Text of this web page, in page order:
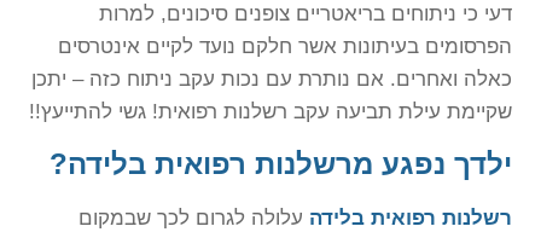
דעי כי ניתוחים בריאטריים צופנים סיכונים, למרות
הפרסומים בעיתונות אשר חלקם נועד לקיים אינטרסים
כאלה ואחרים. אם נותרת עם נכות עקב ניתוח כזה – יתכן
שקיימת עילת תביעה עקב רשלנות רפואית! גשי להתייעץ!!
ילדך נפגע מרשלנות רפואית בלידה?
רשלנות רפואית בלידה עלולה לגרום לכך שבמקום